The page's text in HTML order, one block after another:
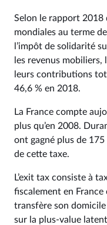
Selon le rapport 2018
mondiales au terme
l’impôt de solidarité
les revenus mobiliers,
leurs contributions
46,6 % en 2018.
La France compte
plus qu’en 2008.
ont gagné plus de 175
de cette taxe.
L’exit tax consiste à
fiscalement en France
transfère son
sur la plus-value